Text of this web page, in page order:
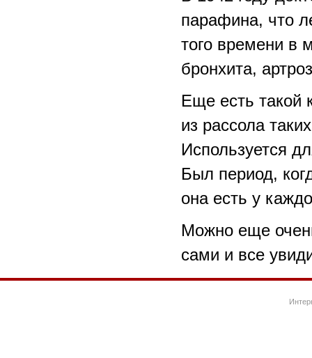
парафина, что
того времени в
бронхита,
Еще есть такой
из рассола
Используется
Был период,
она есть у
Можно еще
сами и все